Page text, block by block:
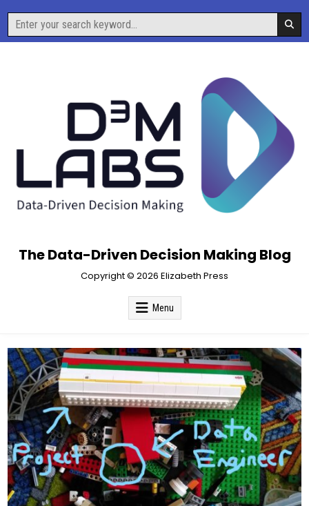
content
Search
for:
The Data-Driven Decision Making Blog
Copyright © 2026 Elizabeth Press
Menu